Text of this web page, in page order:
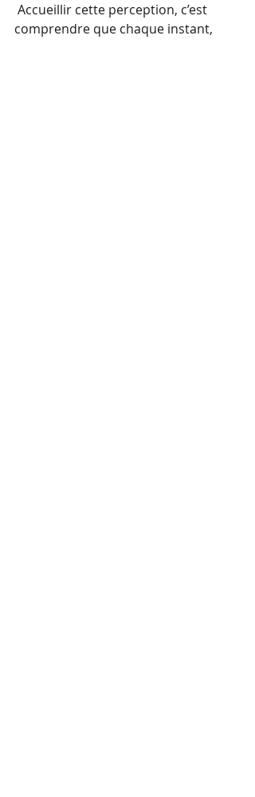
Accueillir cette perception, c’est
comprendre que chaque instant,